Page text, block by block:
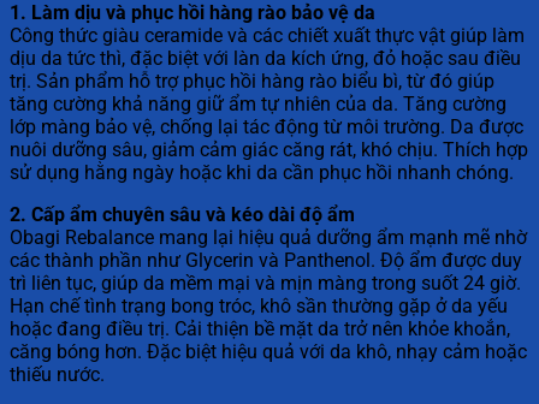
1. Làm dịu và phục hồi hàng rào bảo vệ da
Công thức giàu ceramide và các chiết xuất thực vật giúp làm
dịu da tức thì, đặc biệt với làn da kích ứng, đỏ hoặc sau điều
trị. Sản phẩm hỗ trợ phục hồi hàng rào biểu bì, từ đó giúp
tăng cường khả năng giữ ẩm tự nhiên của da. Tăng cường
lớp màng bảo vệ, chống lại tác động từ môi trường. Da được
nuôi dưỡng sâu, giảm cảm giác căng rát, khó chịu. Thích hợp
sử dụng hằng ngày hoặc khi da cần phục hồi nhanh chóng.
2. Cấp ẩm chuyên sâu và kéo dài độ ẩm
Obagi Rebalance mang lại hiệu quả dưỡng ẩm mạnh mẽ nhờ
các thành phần như Glycerin và Panthenol. Độ ẩm được duy
trì liên tục, giúp da mềm mại và mịn màng trong suốt 24 giờ.
Hạn chế tình trạng bong tróc, khô sần thường gặp ở da yếu
hoặc đang điều trị. Cải thiện bề mặt da trở nên khỏe khoắn,
căng bóng hơn. Đặc biệt hiệu quả với da khô, nhạy cảm hoặc
thiếu nước.